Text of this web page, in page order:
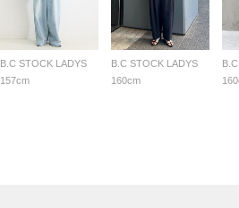
B.C STOCK LADYS
157cm
B.C STOCK LADYS
160cm